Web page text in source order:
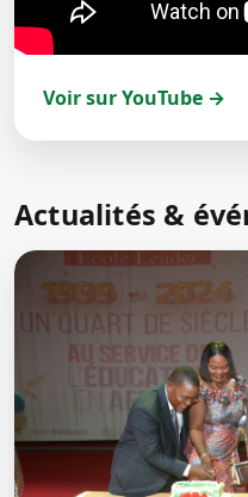
Voir sur YouTube →
Actualités &